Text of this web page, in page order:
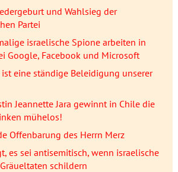
und Wahlsieg der
Partei
israelische Spione arbeiten in
Google, Facebook und Microsoft
eine ständige Beleidigung unserer
Jeannette Jara gewinnt in Chile die
mühelos!
Offenbarung des Herrn Merz
es sei antisemitisch, wenn israelische
schildern